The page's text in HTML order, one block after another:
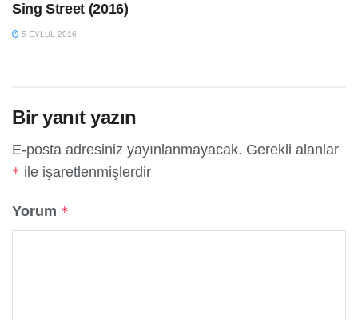
Sing Street (2016)
5 EYLÜL 2016
Bir yanıt yazın
E-posta adresiniz yayınlanmayacak. Gerekli alanlar
* ile işaretlenmişlerdir
Yorum *